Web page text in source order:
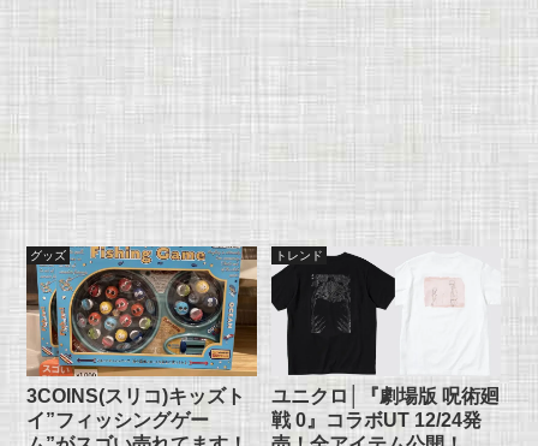
グッズ
3COINS(スリコ)キッズト
イ”フィッシングゲー
トレンド
ユニクロ│『劇場版 呪術廻
戦 0』コラボUT 12/24発